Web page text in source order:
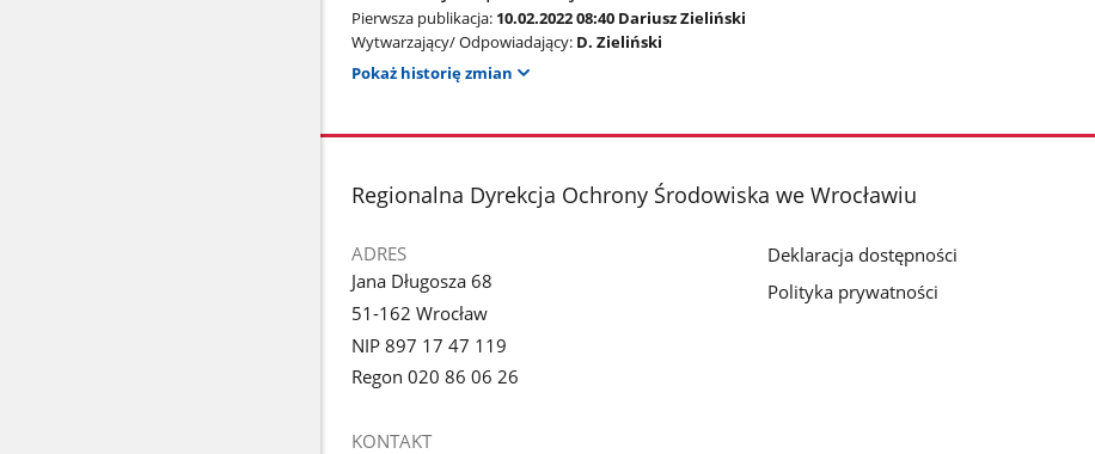
Pierwsza publikacja: 10.02.2022 08:40 Dariusz Zieliński
Wytwarzający/ Odpowiadający: D. Zieliński
Pokaż historię zmian
stopka
Regionalna Dyrekcja Ochrony Środowiska we Wrocławiu
ADRES
Jana Długosza 68
51-162 Wrocław
NIP 897 17 47 119
Regon 020 86 06 26
KONTAKT
Deklaracja dostępności
Polityka prywatności